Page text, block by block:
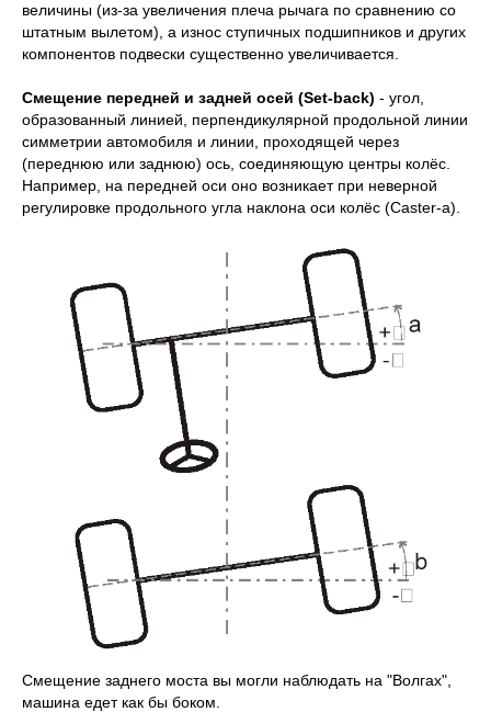
величины (из-за увеличения плеча рычага по сравнению со
штатным вылетом), а износ ступичных подшипников и других
компонентов подвески существенно увеличивается.
Смещение передней и задней осей (Set-back) - угол,
образованный линией, перпендикулярной продольной линии
симметрии автомобиля и линии, проходящей через
(переднюю или заднюю) ось, соединяющую центры колёс.
Например, на передней оси оно возникает при неверной
регулировке продольного угла наклона оси колёс (Caster-а).
Смещение заднего моста вы могли наблюдать на "Волгах",
машина едет как бы боком.